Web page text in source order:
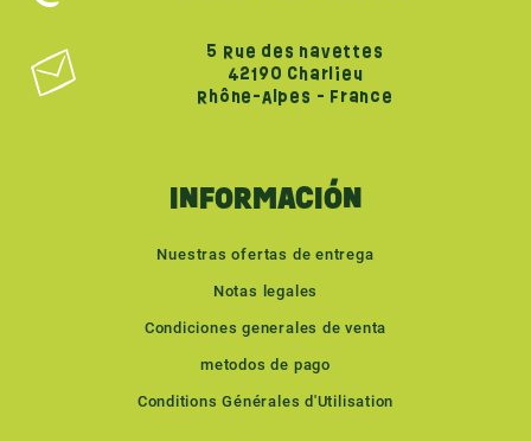
5 Rue des navettes
42190 Charlieu
Rhône-Alpes - France
INFORMACIÓN
Nuestras ofertas de entrega
Notas legales
Condiciones generales de venta
metodos de pago
Conditions Générales d'Utilisation